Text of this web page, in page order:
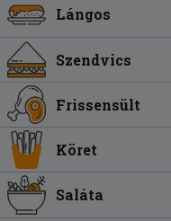
Lángos
Szendvics
Frissensült
Köret
Saláta